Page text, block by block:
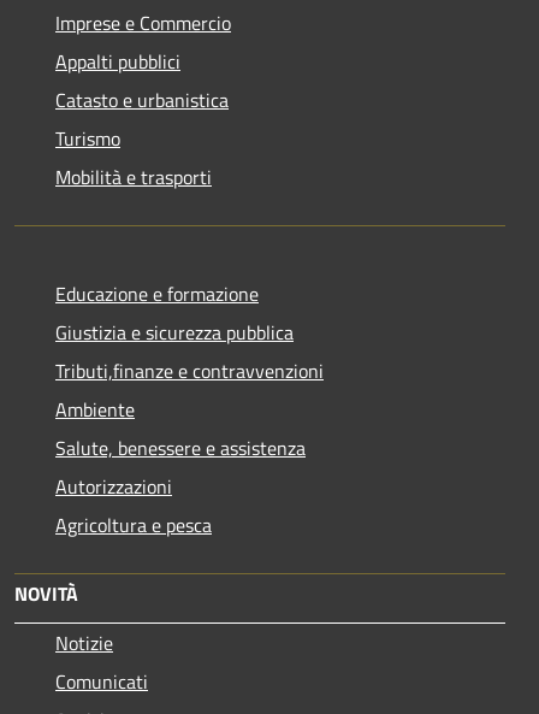
Imprese e Commercio
Appalti pubblici
Catasto e urbanistica
Turismo
Mobilità e trasporti
Educazione e formazione
Giustizia e sicurezza pubblica
Tributi,finanze e contravvenzioni
Ambiente
Salute, benessere e assistenza
Autorizzazioni
Agricoltura e pesca
NOVITÀ
Notizie
Comunicati